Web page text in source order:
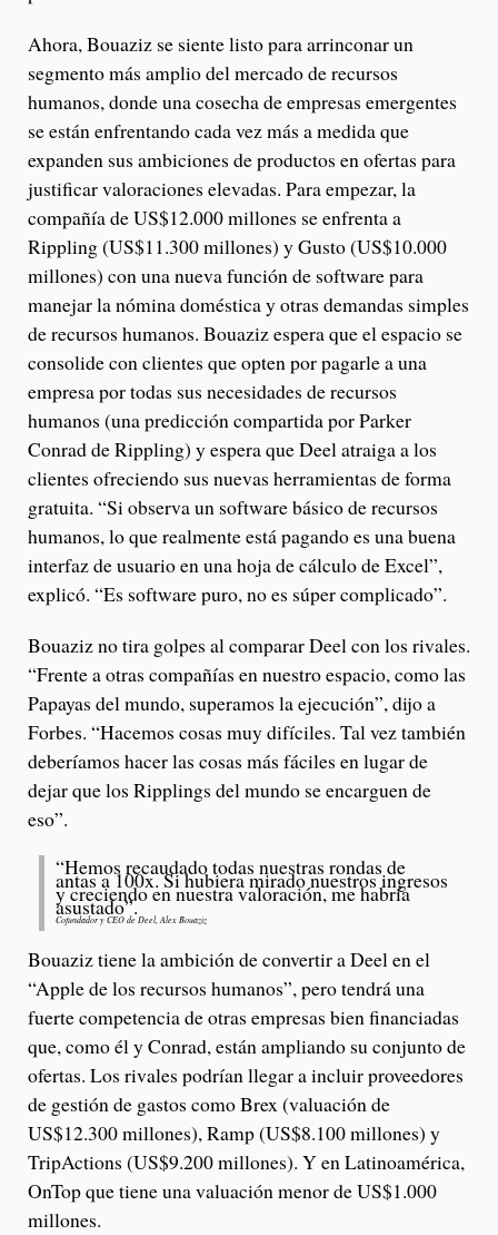
Ahora, Bouaziz se siente listo para arrinconar un
segmento más amplio del mercado de recursos
humanos, donde una cosecha de empresas emergentes
se están enfrentando cada vez más a medida que
expanden sus ambiciones de productos en ofertas para
justificar valoraciones elevadas. Para empezar, la
compañía de US$12.000 millones se enfrenta a
Rippling (US$11.300 millones) y Gusto (US$10.000
millones) con una nueva función de software para
manejar la nómina doméstica y otras demandas simples
de recursos humanos. Bouaziz espera que el espacio se
consolide con clientes que opten por pagarle a una
empresa por todas sus necesidades de recursos
humanos (una predicción compartida por Parker
Conrad de Rippling) y espera que Deel atraiga a los
clientes ofreciendo sus nuevas herramientas de forma
gratuita. “Si observa un software básico de recursos
humanos, lo que realmente está pagando es una buena
interfaz de usuario en una hoja de cálculo de Excel”,
explicó. “Es software puro, no es súper complicado”.
Bouaziz no tira golpes al comparar Deel con los rivales.
“Frente a otras compañías en nuestro espacio, como las
Papayas del mundo, superamos la ejecución”, dijo a
Forbes. “Hacemos cosas muy difíciles. Tal vez también
deberíamos hacer las cosas más fáciles en lugar de
dejar que los Ripplings del mundo se encarguen de
eso”.
“Hemos recaudado todas nuestras rondas de
antas a 100x. Si hubiera mirado nuestros ingresos
y creciendo en nuestra valoración, me habría
asustado”.
Cofundador y CEO de Deel, Alex Bouaziz
Bouaziz tiene la ambición de convertir a Deel en el
“Apple de los recursos humanos”, pero tendrá una
fuerte competencia de otras empresas bien financiadas
que, como él y Conrad, están ampliando su conjunto de
ofertas. Los rivales podrían llegar a incluir proveedores
de gestión de gastos como Brex (valuación de
US$12.300 millones), Ramp (US$8.100 millones) y
TripActions (US$9.200 millones). Y en Latinoamérica,
OnTop que tiene una valuación menor de US$1.000
millones.